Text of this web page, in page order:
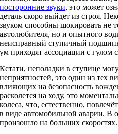
посторонние звуки, это может
деталь скоро выйдет из строя.
звуком способны шокировать не
автолюбителя, но и опытного
неисправный ступичный
ум приходят ассоциации с гулом
Кстати, неполадки в ступице
неприятностей, это один из тех
влияющих на безопасность
расколется на ходу, это
колеса, что, естественно,
в виде автомобильной аварии. В
произошло на больших скоростях.